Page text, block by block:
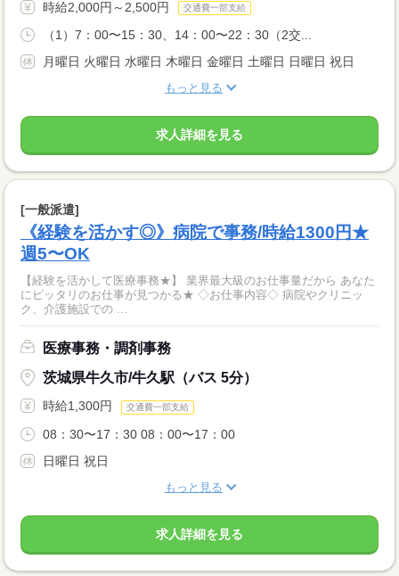
時給2,000円～2,500円 交通費一部支給
（1）7：00〜15：30、14：00〜22：30（2交...
月曜日 火曜日 水曜日 木曜日 金曜日 土曜日 日曜日 祝日
もっと見る
求人詳細を見る
[一般派遣]
《経験を活かす◎》病院で事務/時給1300円★
週5〜OK
【経験を活かして医療事務★】 業界最大級のお仕事量だから あなた
にピッタリのお仕事が見つかる★ ◇お仕事内容◇ 病院やクリニッ
ク、介護施設での ...
医療事務・調剤事務
茨城県牛久市/牛久駅（バス 5分）
時給1,300円 交通費一部支給
08：30〜17：30 08：00〜17：00
日曜日 祝日
もっと見る
求人詳細を見る